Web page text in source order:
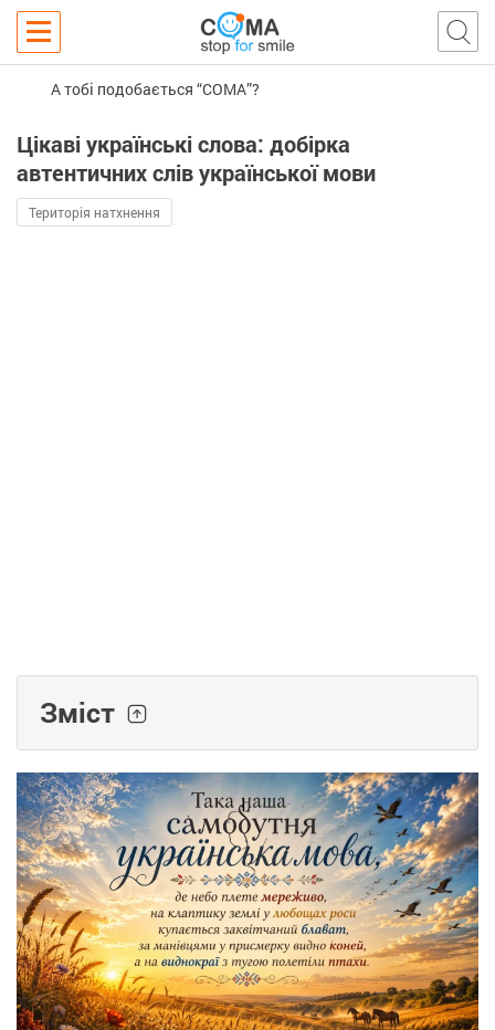
А тобі подобається “COMA”?
Цікаві українські слова: добірка
автентичних слів української мови
Територія натхнення
Зміст